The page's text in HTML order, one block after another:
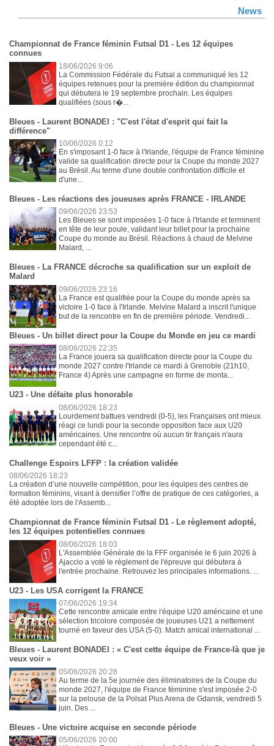
News
Championnat de France féminin Futsal D1 - Les 12 équipes
connues
18/06/2026 9:06
La Commission Fédérale du Futsal a communiqué les 12
équipes retenues pour la première édition du championnat
qui débutera le 19 septembre prochain. Les équipes
qualifiées (sous r�...
Bleues - Laurent BONADEI : "C'est l'état d'esprit qui fait la
différence"
10/06/2026 0:12
En s'imposant 1-0 face à l'Irlande, l'équipe de France féminine
valide sa qualification directe pour la Coupe du monde 2027
au Brésil. Au terme d'une double confrontation difficile et
d'une...
Bleues - Les réactions des joueuses après FRANCE - IRLANDE
09/06/2026 23:53
Les Bleues se sont imposées 1-0 face à l'Irlande et terminent
en tête de leur poule, validant leur billet pour la prochaine
Coupe du monde au Brésil. Réactions à chaud de Melvine
Malard, ...
Bleues - La FRANCE décroche sa qualification sur un exploit de
Malard
09/06/2026 23:16
La France est qualifiée pour la Coupe du monde après sa
victoire 1-0 face à l'Irlande. Melvine Malard a inscrit l'unique
but de la rencontre en fin de première période. Vendredi...
Bleues - Un billet direct pour la Coupe du Monde en jeu ce mardi
08/06/2026 22:35
La France jouera sa qualification directe pour la Coupe du
monde 2027 contre l'Irlande ce mardi à Grenoble (21h10,
France 4) Après une campagne en forme de monta...
U23 - Une défaite plus honorable
08/06/2026 18:23
Lourdement battues vendredi (0-5), les Françaises ont mieux
réagi ce lundi pour la seconde opposition face aux U20
américaines. Une rencontre où aucun tir français n'aura
cependant été c...
Challenge Espoirs LFFP : la création validée
08/06/2026 18:23
La création d’une nouvelle compétition, pour les équipes des centres de
formation féminins, visant à densifier l’offre de pratique de ces catégories, a
été adoptée lors de l'Assemb...
Championnat de France féminin Futsal D1 - Le règlement adopté,
les 12 équipes potentielles connues
08/06/2026 18:03
L'Assemblée Générale de la FFF organisée le 6 juin 2026 à
Ajaccio a voté le règlement de l'épreuve qui débutera à
l'entrée prochaine. Retrouvez les principales informations. ...
U23 - Les USA corrigent la FRANCE
07/06/2026 19:34
Cette rencontre amicale entre l'équipe U20 américaine et une
sélection tricolore composée de joueuses U21 a nettement
tourné en faveur des USA (5-0). Match amical international ...
Bleues - Laurent BONADEI : « C'est cette équipe de France-là que je
veux voir »
05/06/2026 20:28
Au terme de la 5e journée des éliminatoires de la Coupe du
monde 2027, l'équipe de France féminine s'est imposée 2-0
sur la pelouse de la Polsat Plus Arena de Gdansk, vendredi 5
juin. Des ...
Bleues - Une victoire acquise en seconde période
05/06/2026 20:00